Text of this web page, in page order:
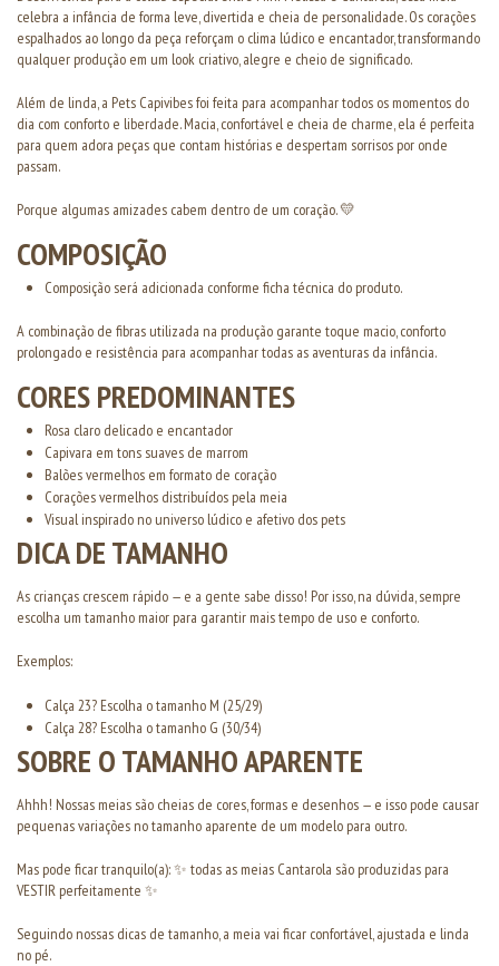
celebra a infância de forma leve, divertida e cheia de personalidade. Os corações
espalhados ao longo da peça reforçam o clima lúdico e encantador, transformando
qualquer produção em um look criativo, alegre e cheio de significado.
Além de linda, a Pets Capivibes foi feita para acompanhar todos os momentos do
dia com conforto e liberdade. Macia, confortável e cheia de charme, ela é perfeita
para quem adora peças que contam histórias e despertam sorrisos por onde
passam.
Porque algumas amizades cabem dentro de um coração. 💛
COMPOSIÇÃO
Composição será adicionada conforme ficha técnica do produto.
A combinação de fibras utilizada na produção garante toque macio, conforto
prolongado e resistência para acompanhar todas as aventuras da infância.
CORES PREDOMINANTES
Rosa claro delicado e encantador
Capivara em tons suaves de marrom
Balões vermelhos em formato de coração
Corações vermelhos distribuídos pela meia
Visual inspirado no universo lúdico e afetivo dos pets
DICA DE TAMANHO
As crianças crescem rápido — e a gente sabe disso! Por isso, na dúvida, sempre
escolha um tamanho maior para garantir mais tempo de uso e conforto.
Exemplos:
Calça 23? Escolha o tamanho M (25/29)
Calça 28? Escolha o tamanho G (30/34)
SOBRE O TAMANHO APARENTE
Ahhh! Nossas meias são cheias de cores, formas e desenhos — e isso pode causar
pequenas variações no tamanho aparente de um modelo para outro.
Mas pode ficar tranquilo(a): ✨ todas as meias Cantarola são produzidas para
VESTIR perfeitamente ✨
Seguindo nossas dicas de tamanho, a meia vai ficar confortável, ajustada e linda
no pé.